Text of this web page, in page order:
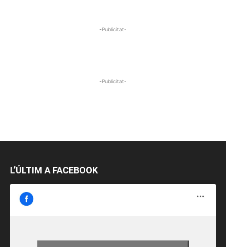
-Publicitat-
-Publicitat-
L’ÚLTIM A FACEBOOK